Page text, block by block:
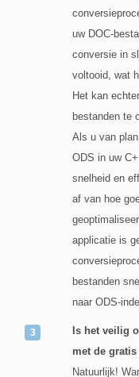
uw DOC-
conversie in
voltooid, wat
Het kan
bestanden te
Als u van
ODS in uw
snelheid en
af van hoe
applicatie is
bestanden
naar ODS-
Is het veilig
met de
Natuurlijk!